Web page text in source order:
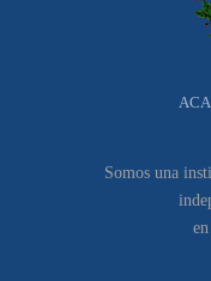
Somos una